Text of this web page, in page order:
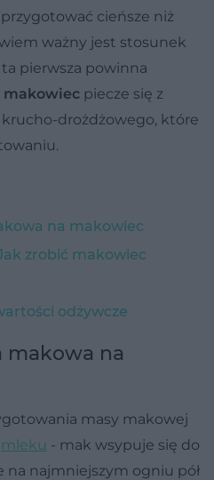
przygotować cieńsze niż
ważny jest stosunek
pierwsza powinna
makowiec piecze się z
drożdżowego, które
na makowiec
zrobić makowiec
odżywcze
makowa na
masy makowej
mleku - mak wsypuje się do
najmniejszym ogniu pół